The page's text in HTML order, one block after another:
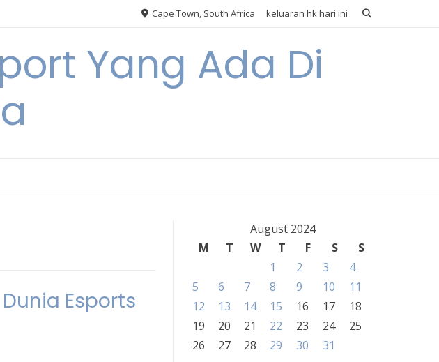
Cape Town, South Africa keluaran hk hari ini
Yang Ada Di
Esports
August 2024
M
T W T F S
S
1
2 3
4
5
6 7 8 9 10
11
12
13 14 15 16 17
18
19
20 21 22 23 24
25
26
27 28 29 30 31